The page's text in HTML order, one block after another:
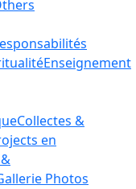
Enseignement
Collectes &
en
Photos